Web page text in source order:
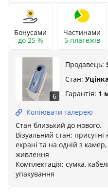
Бонусами
до 25 %
Частинами
5 платежів
6
Продавець:
Стан:
Гарантія: 1
Копіювати галерею
Стан близький до нового.
Візуальний стан:
екрані та на одній з
живлення
Комплектація: сумка,
упакування